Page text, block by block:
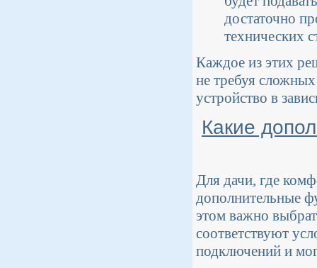
достаточно
технических
Каждое из этих
не требуя
устройство в
Какие
Для дачи, где
дополнительные
этом важно
соответствуют
подключений и